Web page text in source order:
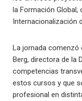
la Formación Global,
Internacionalización
La jornada comenzó
Berg, directora de la
competencias
estos cursos y que
profesional en